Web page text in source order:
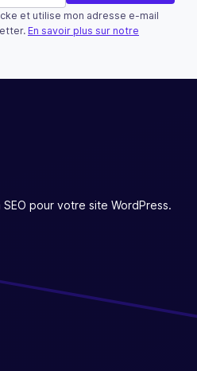
des fins de validation et
et utilise mon adresse e-mail
En savoir plus sur notre
pour votre site WordPress.
GitHub
sur GitHub